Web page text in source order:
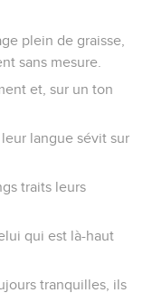
plein de graisse,
sans mesure.
et, sur un ton
langue sévit sur
traits leurs
qui est là-haut
tranquilles, ils